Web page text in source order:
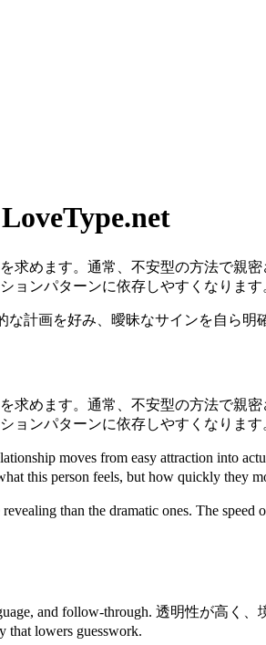
求めます。通常、不安型の方法で親
ョンパターンに依存しやすくなります
計画を好み、曖昧なサインを自ら明
求めます。通常、不安型の方法で親
ョンパターンに依存しやすくなります
moves from easy attraction
person feels, but how quickly they
than the dramatic ones. The
and follow-through. 透明性が
that lowers guesswork.